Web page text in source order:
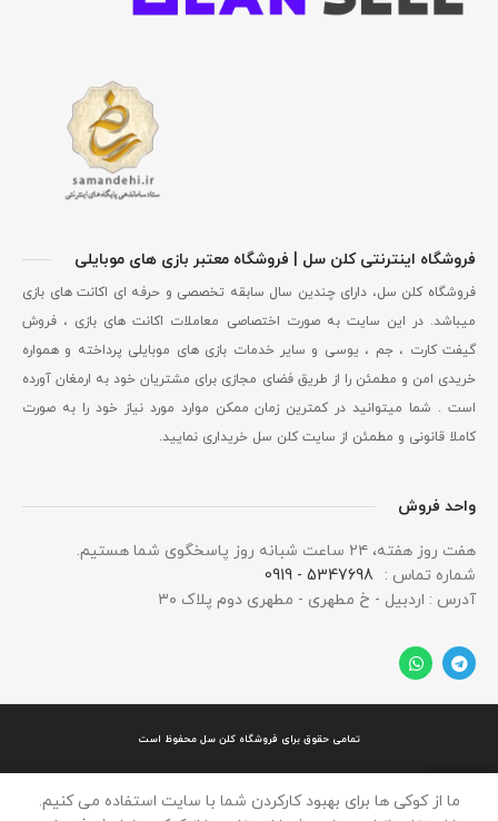
فروشگاه اینترنتی کلن سل | فروشگاه معتبر بازی های موبایلی
فروشگاه کلن سل، دارای چندین سال سابقه تخصصی و حرفه ای اکانت های بازی
میباشد. در این سایت به صورت اختصاصی معاملات اکانت های بازی ، فروش
گیفت کارت ، جم ، یوسی و سایر خدمات بازی های موبایلی پرداخته و همواره
خریدی امن و مطمئن را از طریق فضای مجازی برای مشتریان خود به ارمغان آورده
است . شما میتوانید در کمترین زمان ممکن موارد مورد نیاز خود را به صورت
کاملا قانونی و مطمئن از سایت کلن سل خریداری نمایید.
واحد فروش
هفت روز هفته، ۲۴ ساعت شبانه‌ روز پاسخگوی شما هستیم.
شماره تماس :
5347698 - 0919
آدرس : اردبیل - خ مطهری - مطهری دوم پلاک ۳۰
تمامی حقوق برای فروشگاه کلن سل محفوظ است
ما از کوکی ها برای بهبود کارکردن شما با سایت استفاده می کنیم.